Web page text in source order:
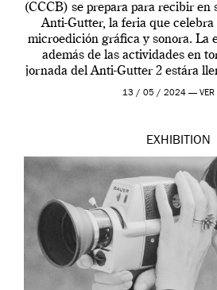
(CCCB) se prepara para recibir en
Anti-Gutter, la feria que
microedición gráfica y sonora. La
además de las actividades en
jornada del Anti-Gutter 2 estára
[…]
13 / 05 / 2024 — VER
EXHIBITION